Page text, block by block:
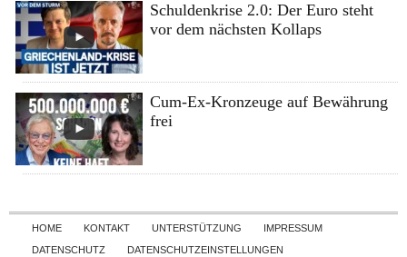
Schuldenkrise 2.0: Der Euro steht
vor dem nächsten Kollaps
Cum-Ex-Kronzeuge auf Bewährung
frei
Skip to content
HOME KONTAKT UNTERSTÜTZUNG
IMPRESSUM
DATENSCHUTZ
DATENSCHUTZEINSTELLUNGEN